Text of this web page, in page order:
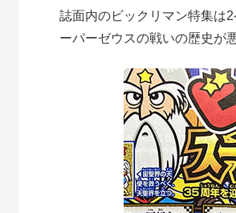
誌面内のビックリマン特集は
ーパーゼウスの戦いの歴史が